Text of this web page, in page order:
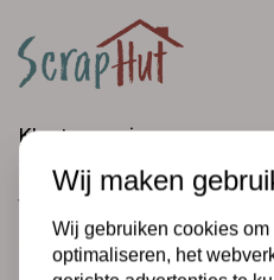
Klantenservice
Informatie
Verzending en retourneren
Betalingsmogelijkheden
Wij maken
Wij gebruiken cookies
optimaliseren, het